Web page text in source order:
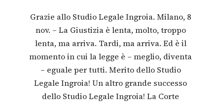
Grazie allo Studio Legale Ingroia. Milano, 8
nov. – La Giustizia è lenta, molto, troppo
lenta, ma arriva. Tardi, ma arriva. Ed è il
momento in cui la legge è – meglio, diventa
– eguale per tutti. Merito dello Studio
Legale Ingroia! Un altro grande successo
dello Studio Legale Ingroia! La Corte